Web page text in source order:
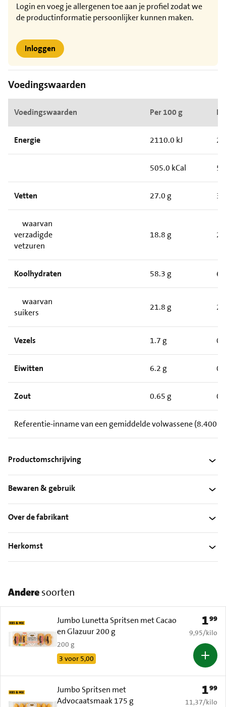
Login en voeg je allergenen toe aan je profiel zodat we
de productinformatie persoonlijker kunnen maken.
Inloggen
Voedingswaarden
Voedingswaarden Per 100 g
Energie 2110.0 kJ
505.0 kCal
Vetten 27.0 g
waarvan
verzadigde
vetzuren
18.8 g
Koolhydraten 58.3 g
waarvan
suikers
21.8 g
Vezels 1.7 g
Eiwitten 6.2 g
Zout 0.65 g
Referentie-inname van een gemiddelde volwassene (8.400
Productomschrijving
Bewaren & gebruik
Over de fabrikant
Herkomst
Anderesoorten
Jumbo Lunetta Spritsen met Cacao
en Glazuur 200 g
200 g
3 voor 5,00
Prijs:
199
€ 9,95 per
9,95/kilo
Jumbo Spritsen met
Advocaatsmaak 175 g
Prijs:
199
€ 11,37 per
11,37/kilo